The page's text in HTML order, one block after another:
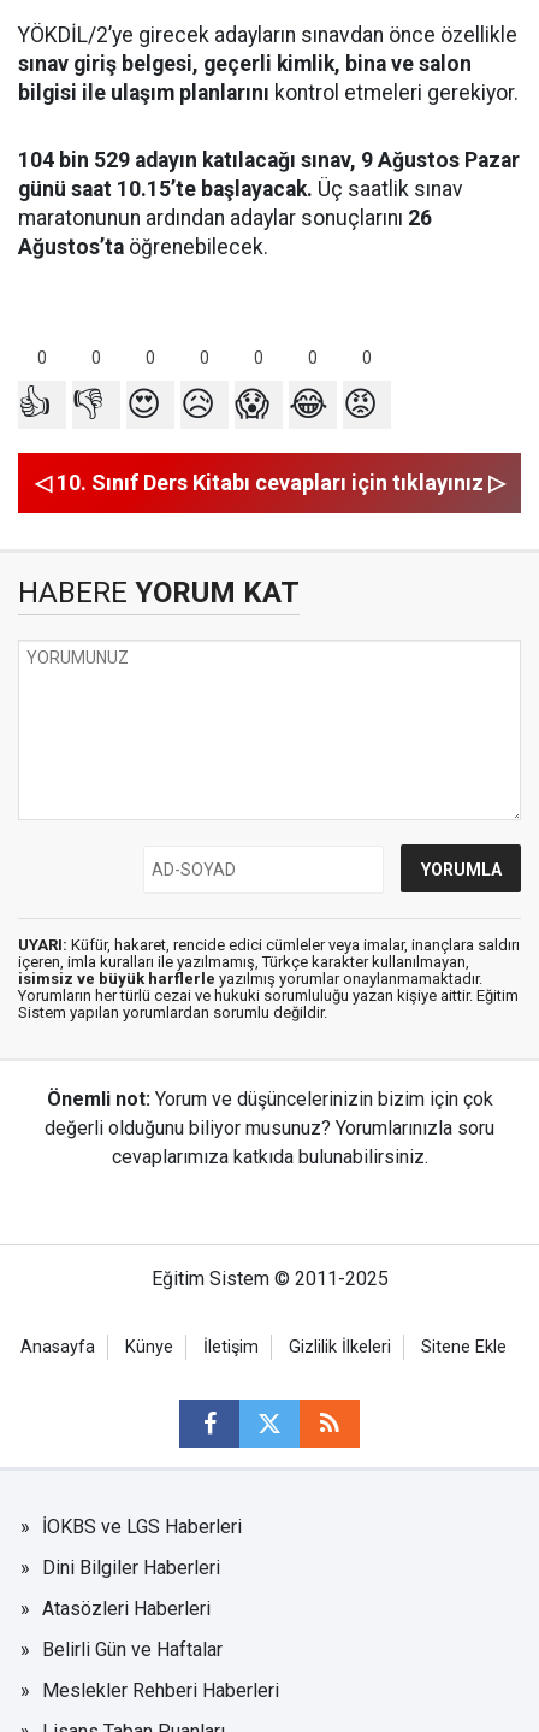
YÖKDİL/2’ye girecek adayların sınavdan önce özellikle
sınav giriş belgesi, geçerli kimlik, bina ve salon
bilgisi ile ulaşım planlarını kontrol etmeleri gerekiyor.
104 bin 529 adayın katılacağı sınav, 9 Ağustos Pazar
günü saat 10.15’te başlayacak. Üç saatlik sınav
maratonunun ardından adaylar sonuçlarını 26
Ağustos’ta öğrenebilecek.
0 0 0 0 0 0 0
👍 👎 😍 😥 😱 😂 😡
◁ 10. Sınıf Ders Kitabı cevapları için tıklayınız ▷
HABERE YORUM KAT
UYARI: Küfür, hakaret, rencide edici cümleler veya imalar, inançlara saldırı
içeren, imla kuralları ile yazılmamış, Türkçe karakter kullanılmayan,
isimsiz ve büyük harflerle yazılmış yorumlar onaylanmamaktadır.
Yorumların her türlü cezai ve hukuki sorumluluğu yazan kişiye aittir. Eğitim
Sistem yapılan yorumlardan sorumlu değildir.
Önemli not: Yorum ve düşüncelerinizin bizim için çok
değerli olduğunu biliyor musunuz? Yorumlarınızla soru
cevaplarımıza katkıda bulunabilirsiniz.
Eğitim Sistem © 2011-2025
Anasayfa Künye İletişim Gizlilik İlkeleri Sitene Ekle
İOKBS ve LGS Haberleri
Dini Bilgiler Haberleri
Atasözleri Haberleri
Belirli Gün ve Haftalar
Meslekler Rehberi Haberleri